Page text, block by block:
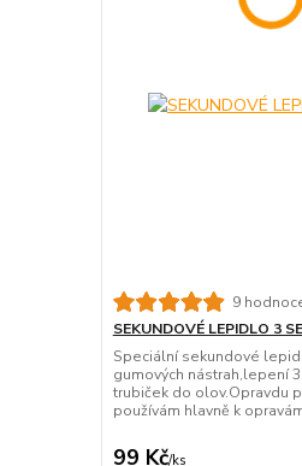
9
SEKUNDOVÉ LEPIDLO 3
Speciální sekundové
gumových nástrah,lepení
trubiček do olov.Opravdu
používám hlavně k
99 Kč/ks